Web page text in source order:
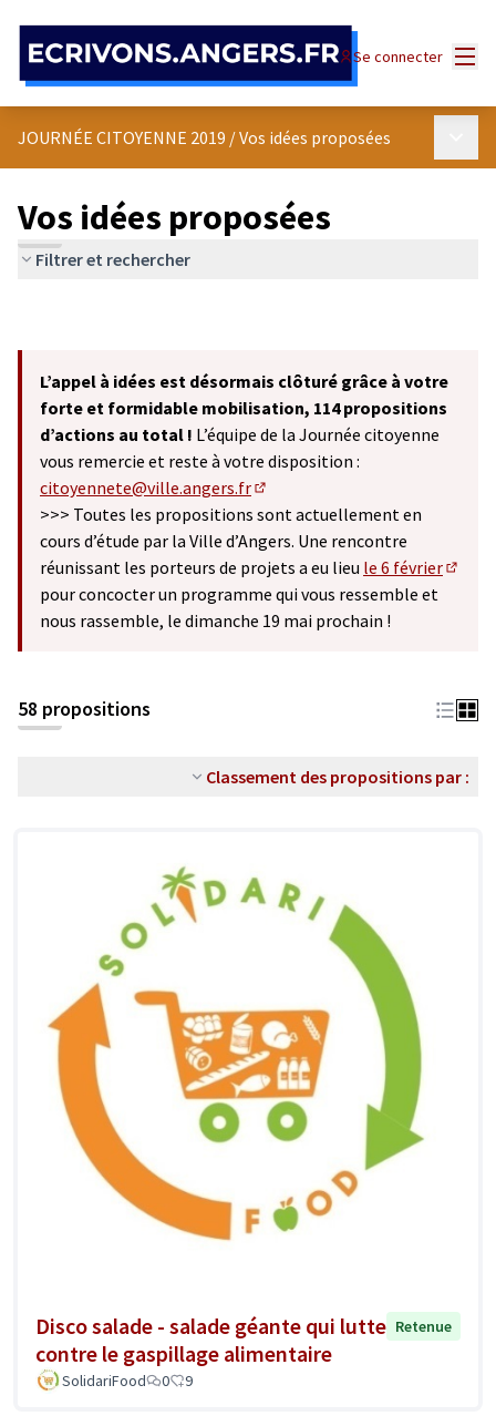
Se connecter
JOURNÉE CITOYENNE 2019 /Vos idées proposées
Vos idées proposées
Filtrer et rechercher
L’appel à idées est désormais clôturé grâce à votre
forte et formidable mobilisation, 114 propositions
d’actions au total ! L’équipe de la Journée citoyenne
vous remercie et reste à votre disposition :
citoyennete@ville.angers.fr
(S'ouvre dans un nouvel onglet)
>>> Toutes les propositions sont actuellement en
cours d’étude par la Ville d’Angers. Une rencontre
réunissant les porteurs de projets a eu lieu le 6 février
pour concocter un programme qui vous ressemble et
nous rassemble, le dimanche 19 mai prochain !
58 propositions
Classement des propositions par :
Disco salade - salade géante qui lutte
contre le gaspillage alimentaire
Retenue
SolidariFood 0 9